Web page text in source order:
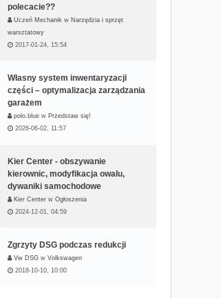
polecacie??
Uczeń Mechanik w Narzędzia i sprzęt
warsztatowy
2017-01-24, 15:54
Własny system inwentaryzacji
części – optymalizacja zarządzania
garażem
polo.blue w Przedstaw się!
2026-06-02, 11:57
Kier Center - obszywanie
kierownic, modyfikacja owalu,
dywaniki samochodowe
Kier Center w Ogłoszenia
2024-12-01, 04:59
Zgrzyty DSG podczas redukcji
Vw DSG w Volkswagen
2018-10-10, 10:00